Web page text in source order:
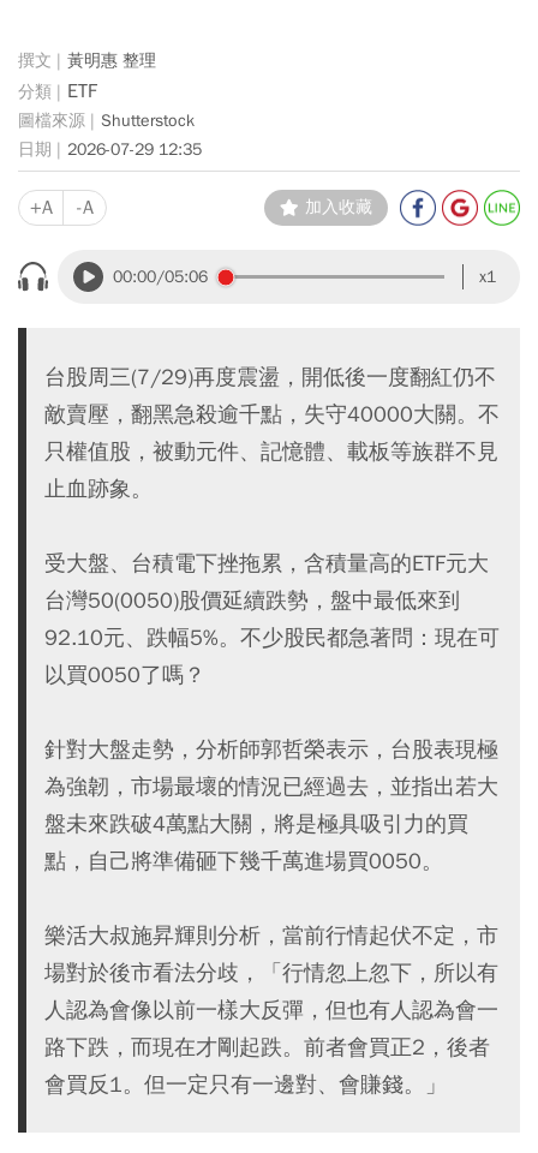
黃明惠 整理
ETF
Shutterstock
2026-07-29 12:35
+A -A 加入收藏
00:00/05:06 x1
台股周三(7/29)再度震盪，開低後一度翻紅仍不
敵賣壓，翻黑急殺逾千點，失守40000大關。不
只權值股，被動元件、記憶體、載板等族群不見
止血跡象。
受大盤、台積電下挫拖累，含積量高的ETF元大
台灣50(0050)股價延續跌勢，盤中最低來到
92.10元、跌幅5%。不少股民都急著問：現在可
以買0050了嗎？
針對大盤走勢，分析師郭哲榮表示，台股表現極
為強韌，市場最壞的情況已經過去，並指出若大
盤未來跌破4萬點大關，將是極具吸引力的買
點，自己將準備砸下幾千萬進場買0050。
樂活大叔施昇輝則分析，當前行情起伏不定，市
場對於後市看法分歧，「行情忽上忽下，所以有
人認為會像以前一樣大反彈，但也有人認為會一
路下跌，而現在才剛起跌。前者會買正2，後者
會買反1。但一定只有一邊對、會賺錢。」